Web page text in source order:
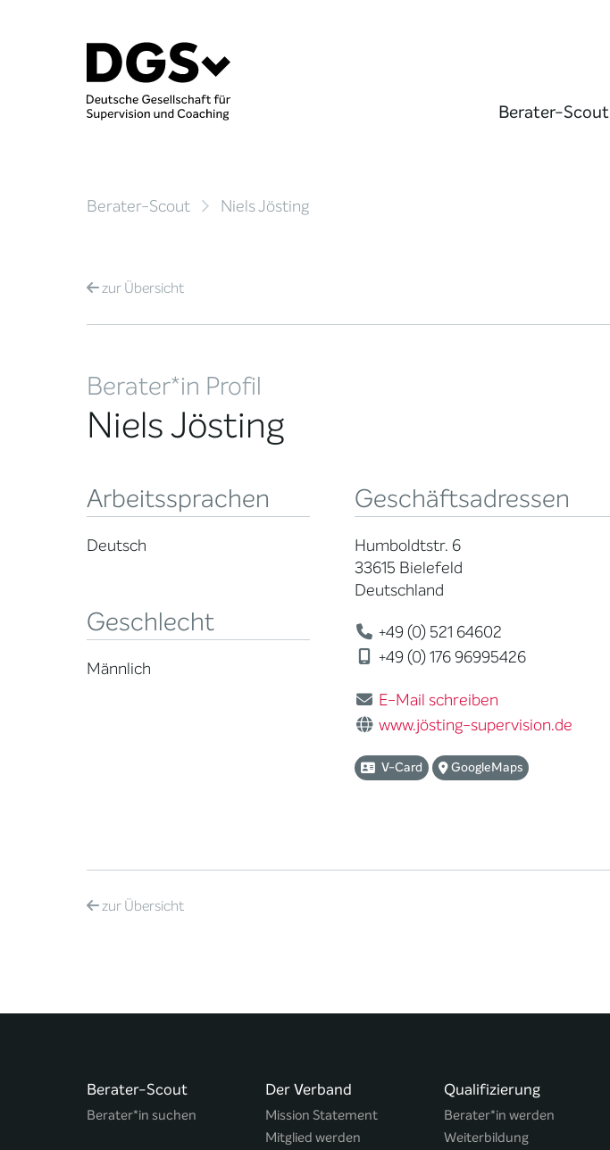
Berater-Scout
Berater-Scout Niels Jösting
zurÜbersicht
Berater*in Profil
Niels Jösting
Arbeitssprachen
Deutsch
Geschlecht
Männlich
Geschäftsadressen
Humboldtstr. 6
33615 Bielefeld
Deutschland
+49 (0) 521 64602
+49 (0) 176 96995426
E-Mail schreiben
www.jösting-supervision.de
V-Card GoogleMaps
zurÜbersicht
Berater-Scout
Berater*in suchen
Der Verband
Mission Statement
Mitglied werden
Qualifizierung
Berater*in werden
Weiterbildung